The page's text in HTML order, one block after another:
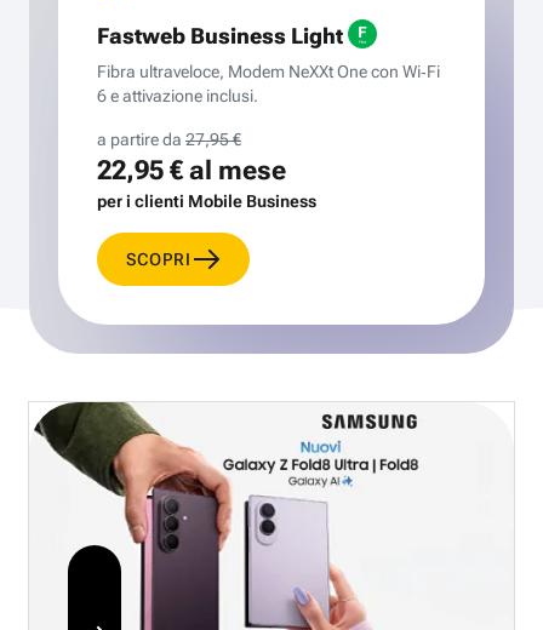
Fastweb Business Light
Fibra ultraveloce, Modem NeXXt One con Wi‑Fi
6 e attivazione inclusi.
a partire da 27,95 €
22,95 €al mese
per i clienti Mobile Business
SCOPRI